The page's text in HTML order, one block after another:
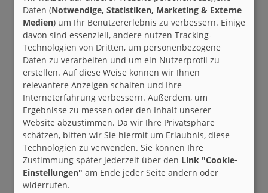
Daten (Notwendige, Statistiken, Marketing & Externe
Medien) um Ihr Benutzererlebnis zu verbessern. Einige
davon sind essenziell, andere nutzen Tracking-
Technologien von Dritten, um personenbezogene
Daten zu verarbeiten und um ein Nutzerprofil zu
erstellen. Auf diese Weise können wir Ihnen
relevantere Anzeigen schalten und Ihre
Interneterfahrung verbessern. Außerdem, um
Ergebnisse zu messen oder den Inhalt unserer
Website abzustimmen. Da wir Ihre Privatsphäre
schätzen, bitten wir Sie hiermit um Erlaubnis, diese
Technologien zu verwenden. Sie können Ihre
Zustimmung später jederzeit über den Link "Cookie-
Einstellungen" am Ende jeder Seite ändern oder
widerrufen.